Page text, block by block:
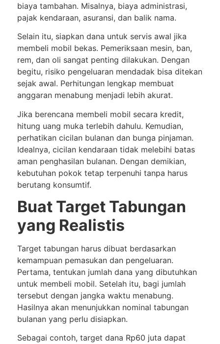
biaya tambahan. Misalnya, biaya administrasi,
pajak kendaraan, asuransi, dan balik nama.
Selain itu, siapkan dana untuk servis awal jika
membeli mobil bekas. Pemeriksaan mesin, ban,
rem, dan oli sangat penting dilakukan. Dengan
begitu, risiko pengeluaran mendadak bisa ditekan
sejak awal. Perhitungan lengkap membuat
anggaran menabung menjadi lebih akurat.
Jika berencana membeli mobil secara kredit,
hitung uang muka terlebih dahulu. Kemudian,
perhatikan cicilan bulanan dan bunga pinjaman.
Idealnya, cicilan kendaraan tidak melebihi batas
aman penghasilan bulanan. Dengan demikian,
kebutuhan pokok tetap terpenuhi tanpa harus
berutang konsumtif.
Buat Target Tabungan
yang Realistis
Target tabungan harus dibuat berdasarkan
kemampuan pemasukan dan pengeluaran.
Pertama, tentukan jumlah dana yang dibutuhkan
untuk membeli mobil. Setelah itu, bagi jumlah
tersebut dengan jangka waktu menabung.
Hasilnya akan menunjukkan nominal tabungan
bulanan yang perlu disiapkan.
Sebagai contoh, target dana Rp60 juta dapat